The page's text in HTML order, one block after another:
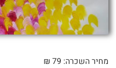
מחיר השכרה: 79 ₪